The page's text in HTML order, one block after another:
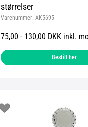
størrelser
Varenummer: AK5695
75,00 - 130,00 DKK inkl.
Bestill her